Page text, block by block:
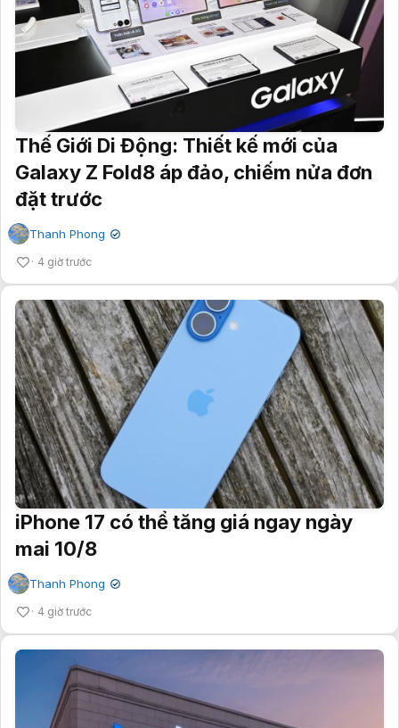
Thế Giới Di Động: Thiết kế mới của
Galaxy Z Fold8 áp đảo, chiếm nửa đơn
đặt trước
Thanh Phong ✔
4 giờ trước
iPhone 17 có thể tăng giá ngay ngày
mai 10/8
Thanh Phong ✔
4 giờ trước